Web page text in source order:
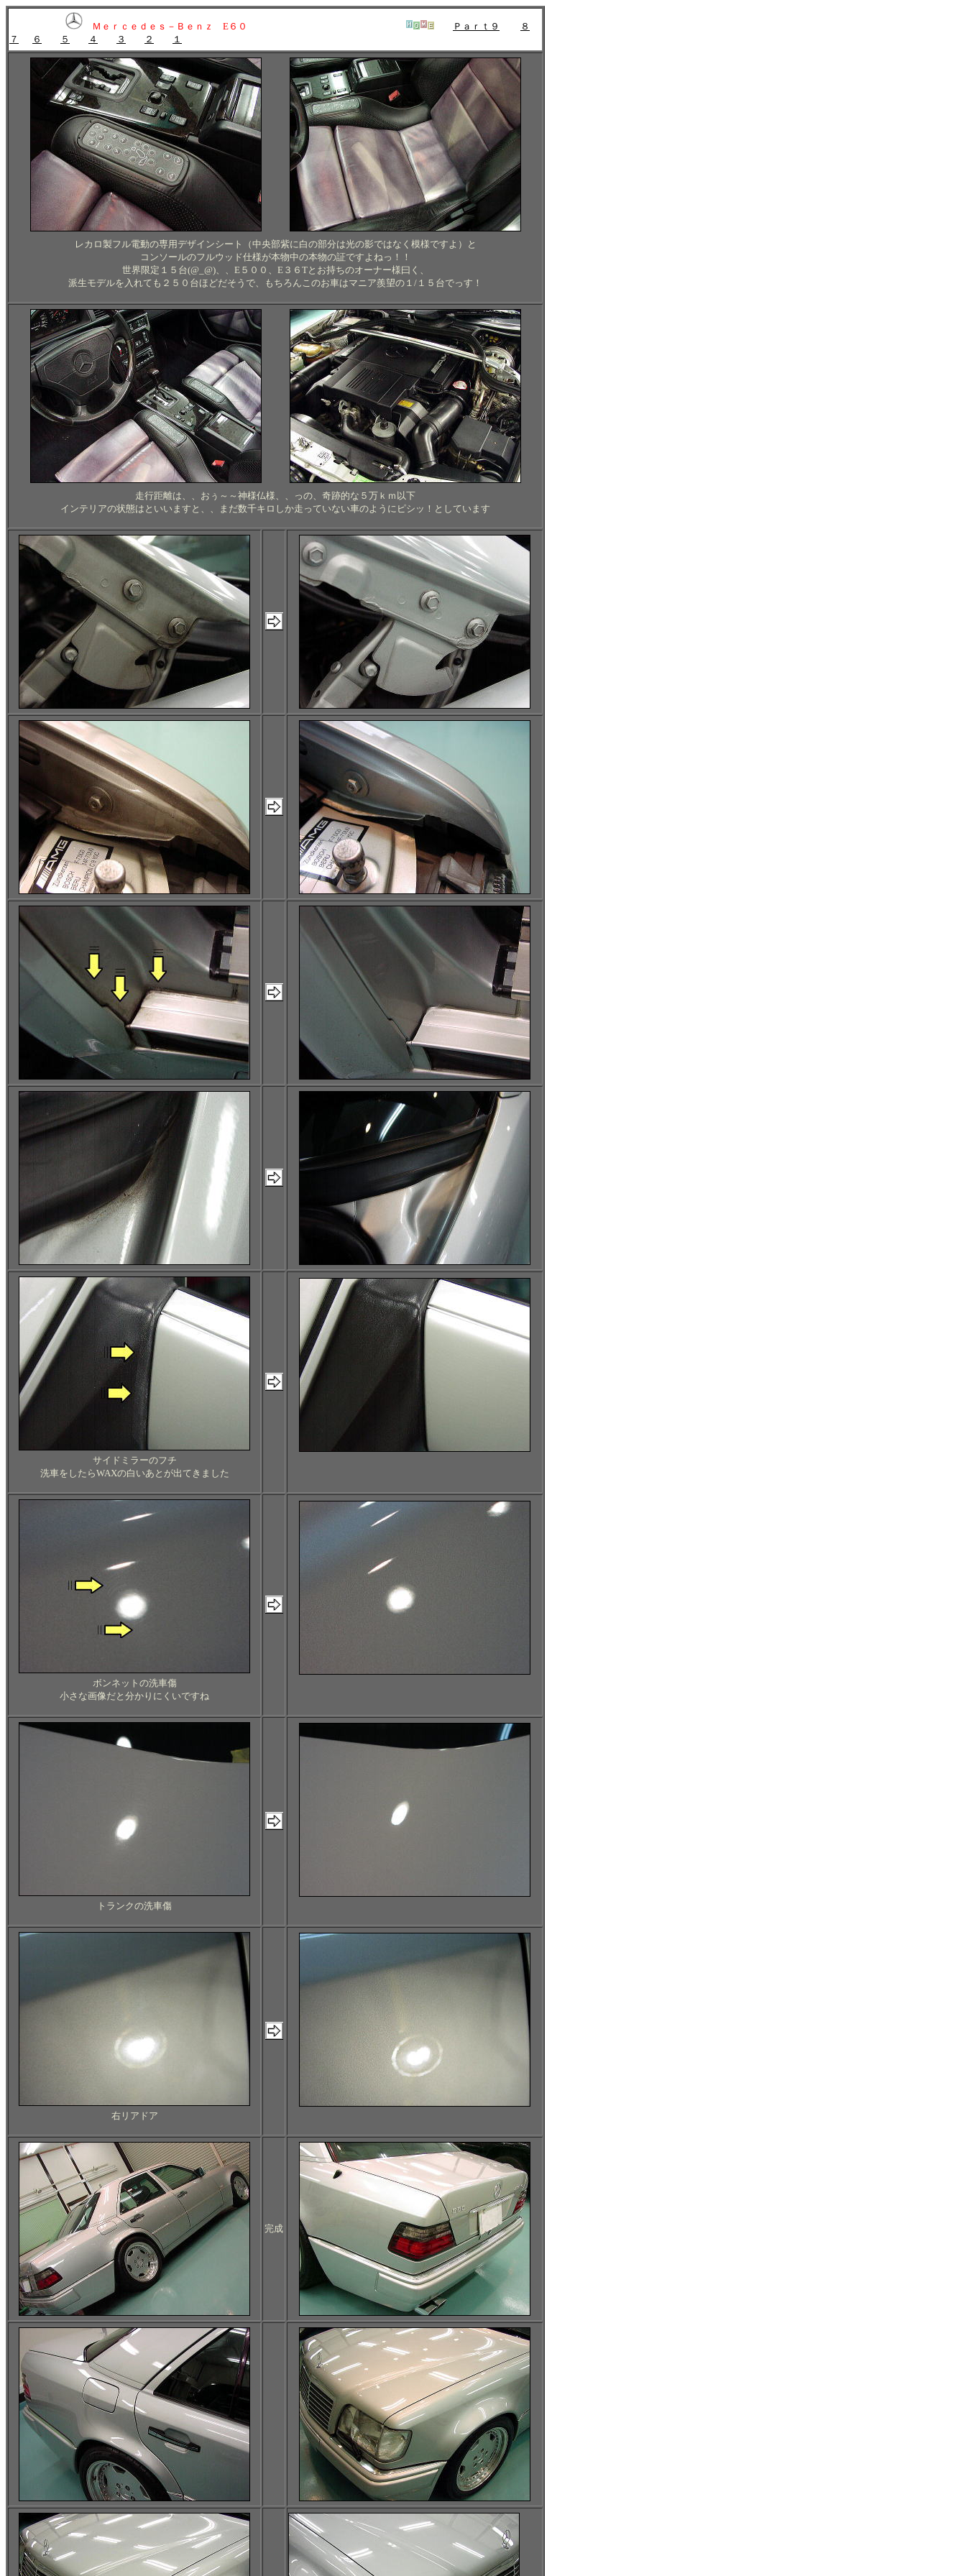
Ｍｅｒｃｅｄｅｓ－Ｂｅｎｚ E６０ Ｐａｒｔ９
８
７
６ ５ ４ ３ ２ １
レカロ製フル電動の専用デザインシート（中央部紫に白の部分は光の影ではなく模様ですよ）と
コンソールのフルウッド仕様が本物中の本物の証ですよねっ！！
世界限定１５台(@_@)、、E５００、E３６Tとお持ちのオーナー様曰く、
派生モデルを入れても２５０台ほどだそうで、もちろんこのお車はマニア羨望の１/１５台でっす！
走行距離は、、おぅ～～神様仏様、、っの、奇跡的な５万ｋｍ以下
インテリアの状態はといいますと、、まだ数千キロしか走っていない車のようにピシッ！としています
サイドミラーのフチ
洗車をしたらWAXの白いあとが出てきました
ボンネットの洗車傷
小さな画像だと分かりにくいですね
トランクの洗車傷
右リアドア
完成